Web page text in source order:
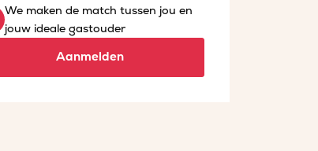
We maken de match tussen jou en
jouw ideale gastouder
Aanmelden